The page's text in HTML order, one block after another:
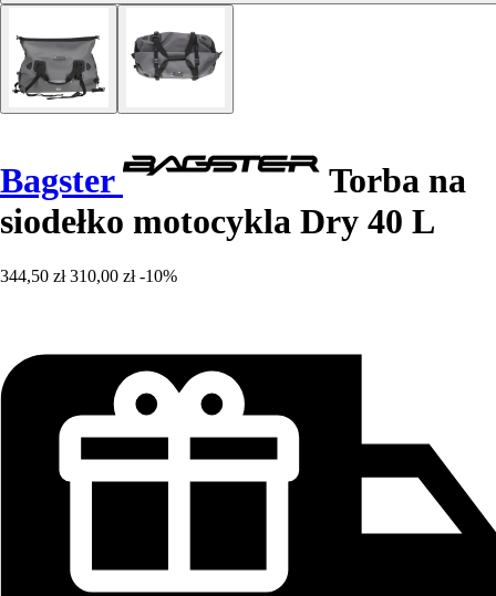
Bagster
Torba na
siodełko motocykla Dry 40 L
344,50 zł 310,00 zł -10%